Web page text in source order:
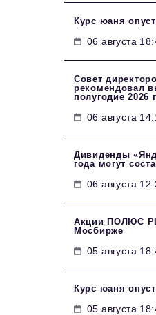
Курс юаня
06 августа
Совет
рекомендовал
полугодие 2026
06 августа
Дивиденды
года могут
06 августа
Акции ПОЛЮС
Мосбирже
05 августа
Курс юаня
05 августа